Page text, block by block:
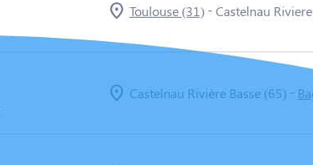
Toulouse (31)-Castelnau
Castelnau Rivière Basse (65)-